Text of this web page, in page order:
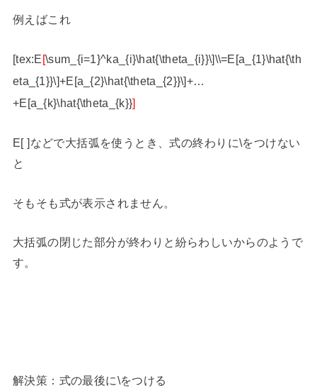
例えばこれ
[tex:E[\sum_{i=1}^ka_{i}\hat{\theta_{i}}\]\\=E[a_{1}\hat{\th
eta_{1}}\]+E[a_{2}\hat{\theta_{2}}\]+…
+E[a_{k}\hat{\theta_{k}}]
E[ ]などで大括弧を使うとき、式の終わりに\をつけない
と
そもそも式が表示されません。
大括弧の閉じた部分が終わりと紛らわしいからのようで
す。
解決策：式の最後に\をつける